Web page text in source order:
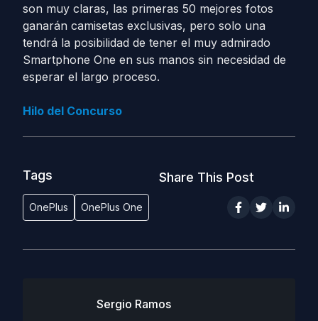
son muy claras, las primeras 50 mejores fotos
ganarán camisetas exclusivas, pero solo una
tendrá la posibilidad de tener el muy admirado
Smartphone One en sus manos sin necesidad de
esperar el largo proceso.
Hilo del Concurso
Tags
OnePlus OnePlus One
Share This Post
Sergio Ramos